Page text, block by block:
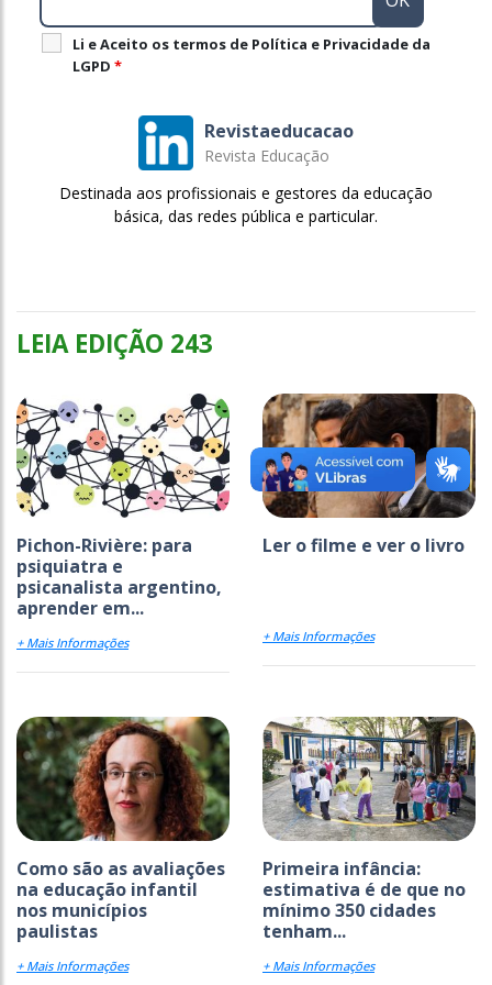
Li e Aceito os termos de Política e Privacidade da
LGPD *
Revistaeducacao
Revista Educação
Destinada aos profissionais e gestores da educação
básica, das redes pública e particular.
LEIA EDIÇÃO 243
Pichon-Rivière: para
psiquiatra e
psicanalista argentino,
aprender em...
+ Mais Informações
Ler o filme e ver o livro
+ Mais Informações
Como são as avaliações
na educação infantil
nos municípios
paulistas
+ Mais Informações
Primeira infância:
estimativa é de que no
mínimo 350 cidades
tenham...
+ Mais Informações